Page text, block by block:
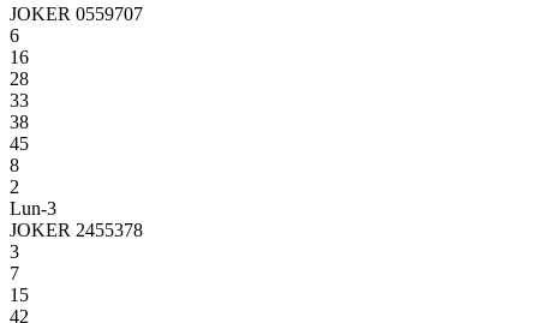
JOKER 0559707
6
16
28
33
38
45
8
2
Lun-3
JOKER 2455378
3
7
15
42